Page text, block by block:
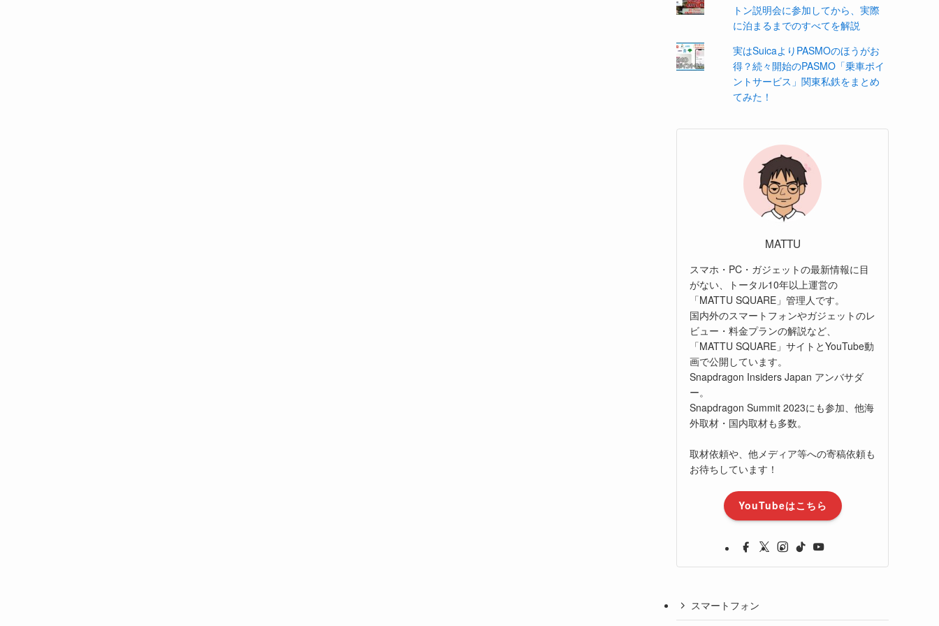
トン説明会に参加してから、実際
に泊まるまでのすべてを解説
実はSuicaよりPASMOのほうがお
得？続々開始のPASMO「乗車ポイ
ントサービス」関東私鉄をまとめ
てみた！
MATTU
スマホ・PC・ガジェットの最新情報に目
がない、トータル10年以上運営の
「MATTU SQUARE」管理人です。
国内外のスマートフォンやガジェットのレ
ビュー・料金プランの解説など、
「MATTU SQUARE」サイトとYouTube動
画で公開しています。
Snapdragon Insiders Japan アンバサダ
ー。
Snapdragon Summit 2023にも参加、他海
外取材・国内取材も多数。
取材依頼や、他メディア等への寄稿依頼も
お待ちしています！
YouTubeはこちら
スマートフォン